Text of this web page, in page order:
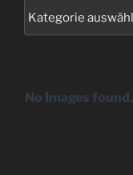
No Images found.